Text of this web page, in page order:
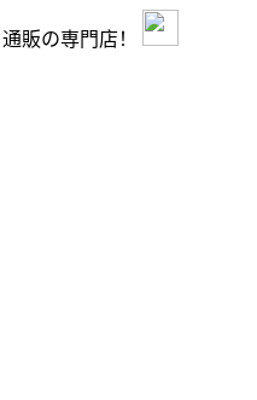
販の専門店！